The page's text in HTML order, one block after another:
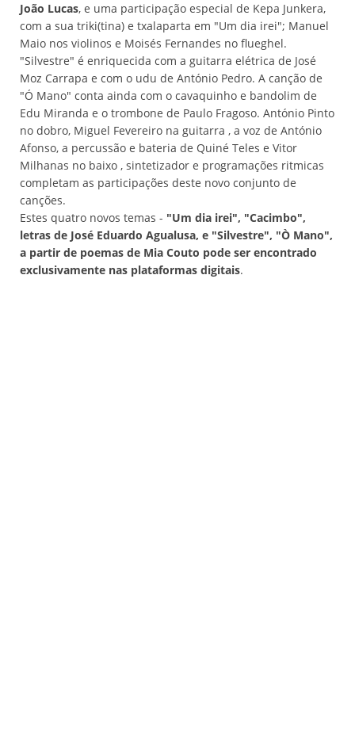
João Lucas, e uma participação especial de Kepa Junkera,
com a sua triki(tina) e txalaparta em "Um dia irei"; Manuel
Maio nos violinos e Moisés Fernandes no flueghel.
"Silvestre" é enriquecida com a guitarra elétrica de José
Moz Carrapa e com o udu de António Pedro. A canção de
"Ó Mano" conta ainda com o cavaquinho e bandolim de
Edu Miranda e o trombone de Paulo Fragoso. António Pinto
no dobro, Miguel Fevereiro na guitarra , a voz de António
Afonso, a percussão e bateria de Quiné Teles e Vitor
Milhanas no baixo , sintetizador e programações ritmicas
completam as participações deste novo conjunto de
canções.
Estes quatro novos temas - "Um dia irei", "Cacimbo",
letras de José Eduardo Agualusa, e "Silvestre", "Ò Mano",
a partir de poemas de Mia Couto pode ser encontrado
exclusivamente nas plataformas digitais.